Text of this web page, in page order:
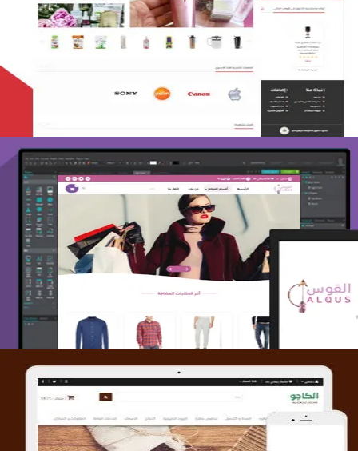
تصميم متجر لمار
التفاصيل
تصميم متجر القوس
التفاصيل
تصميم متجر الكاجو